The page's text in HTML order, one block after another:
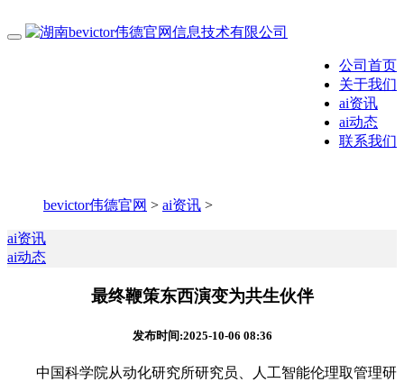
公司首页
关于我们
ai资讯
ai动态
联系我们
bevictor伟德官网 > ai资讯 >
ai资讯
ai动态
最终鞭策东西演变为共生伙伴
发布时间:2025-10-06 08:36
中国科学院从动化研究所研究员、人工智能伦理取管理研